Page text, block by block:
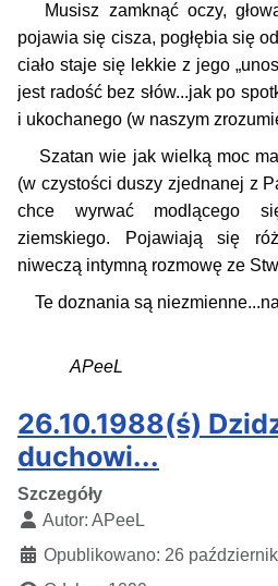
Musisz zamknąć oczy,
pojawia się cisza, pogłębia się
ciało staje się lekkie z jego
jest radość bez słów...jak po
i ukochanego (w naszym
Szatan wie jak wielką moc
(w czystości duszy zjednanej z
chce wyrwać modlącego
ziemskiego. Pojawiają się
niweczą intymną rozmowę ze
Te doznania są
APeeL
26.10.1988(ś)
duchowi...
Szczegóły
Autor: APeeL
Opublikowano: 26